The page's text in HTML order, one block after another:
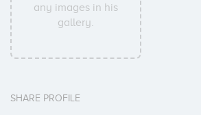
any images in his
gallery.
SHARE PROFILE